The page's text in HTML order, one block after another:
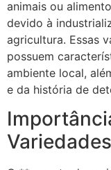
animais ou
devido à
agricultura. Essas
possuem
ambiente local,
e da história de